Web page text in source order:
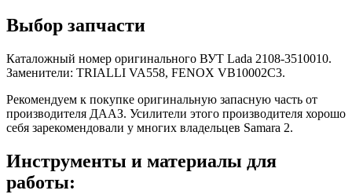
Выбор запчасти
Каталожный номер оригинального ВУТ Lada 2108-3510010.
Заменители: TRIALLI VA558, FENOX VB10002C3.
Рекомендуем к покупке оригинальную запасную часть от
производителя ДААЗ. Усилители этого производителя хорошо
себя зарекомендовали у многих владельцев Samara 2.
Инструменты и материалы для
работы: